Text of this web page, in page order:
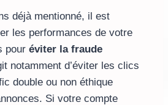
déjà mentionné, il est
les performances de votre
pour éviter la fraude
notamment d’éviter les clics
double ou non éthique
Si votre compte